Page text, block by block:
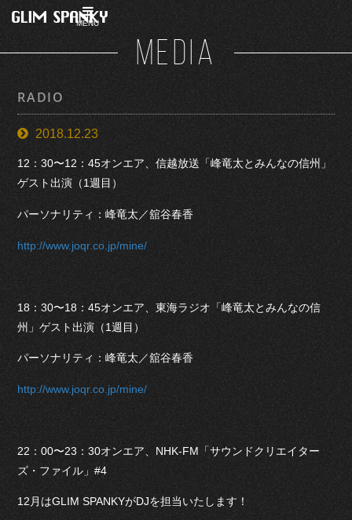
MENU
MEDIA
RADIO
2018.12.23
12：30〜12：45オンエア、信越放送「峰竜太とみんなの信州」
ゲスト出演（1週目）
パーソナリティ：峰竜太／舘谷春香
http://www.joqr.co.jp/mine/
18：30〜18：45オンエア、東海ラジオ「峰竜太とみんなの信
州」ゲスト出演（1週目）
パーソナリティ：峰竜太／舘谷春香
http://www.joqr.co.jp/mine/
22：00〜23：30オンエア、NHK-FM「サウンドクリエイター
ズ・ファイル」#4
12月はGLIM SPANKYがDJを担当いたします！